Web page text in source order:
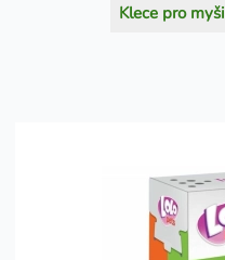
Klece pro myši